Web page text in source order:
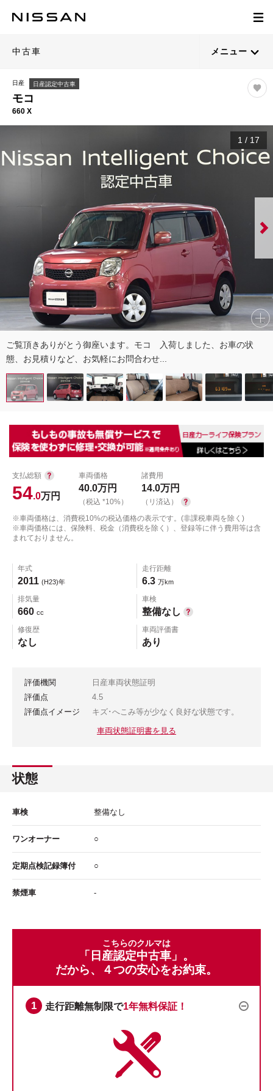
中古車 メニュー
日産 日産認定中古車
モコ
660 X
1 / 17
ご覧頂きありがとう御座います。モコ 入荷しました、お車の状
態、お見積りなど、お気軽にお問合わせ...
支払総額
54.0万円
車両価格
40.0万円
（税込 *10%）
諸費用
14.0万円
（リ済込）
※車両価格は、消費税10%の税込価格の表示です。(非課税車両を除く)
※車両価格には、保険料、税金（消費税を除く）、登録等に伴う費用等は含
まれておりません。
年式
2011 (H23)年
走行距離
6.3 万km
排気量
660 cc
車検
整備なし
修復歴
なし
車両評価書
あり
評価機関
日産車両状態証明
評価点
4.5
評価点イメージ
キズ･へこみ等が少なく良好な状態です。
車両状態証明書を見る
状態
車検 整備なし
ワンオーナー ○
定期点検記録簿付 ○
禁煙車 -
こちらのクルマは
「日産認定中古車」。
だから、４つの安心をお約束。
走行距離無制限で1年無料保証！